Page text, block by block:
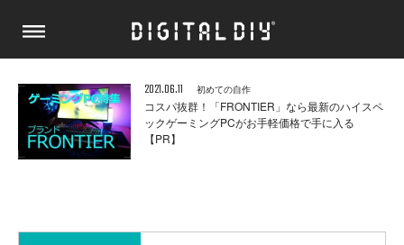
2021.06.11 初めての自作
コスパ抜群！「FRONTIER」なら最新のハイスペ
ックゲーミングPCがお手軽価格で手に入る
【PR】